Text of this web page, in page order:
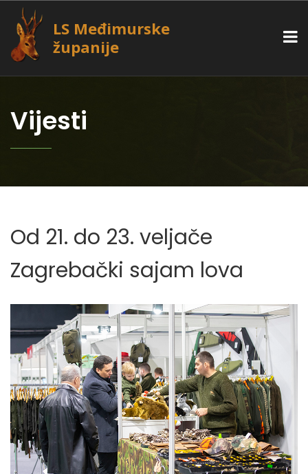
LS Međimurske
županije
Vijesti
Od 21. do 23. veljače
Zagrebački sajam lova